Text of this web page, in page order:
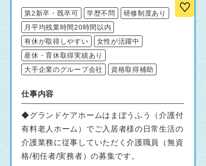
第2新卒・既卒可 学歴不問
研修制度あり
月平均残業時間20時間以内
有休が取得しやすい
女性が活躍中
産休・育休取得実績あり
大手企業のグループ会社
資格取得補助
仕事内容
◆グランドケアホームはまぼうふう（介護付
有料老人ホーム）でご入居者様の日常生活の
介護業務に従事していただく介護職員（無資
格/初任者/実務者）の募集です。